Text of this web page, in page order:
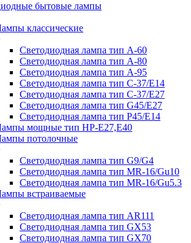
бытовые лампы
классические
Светодиодная лампа тип A-60
Светодиодная лампа тип A-80
Светодиодная лампа тип A-95
Светодиодная лампа тип C-37/Е14
Светодиодная лампа тип C-37/Е27
Светодиодная лампа тип G45/E27
Светодиодная лампа тип P45/E14
мощные тип HP-E27,E40
потолочные
Светодиодная лампа тип G9/G4
Светодиодная лампа тип MR-16/Gu10
Светодиодная лампа тип MR-16/Gu5.3
встраиваемые
Светодиодная лампа тип AR111
Светодиодная лампа тип GX53
Светодиодная лампа тип GX70